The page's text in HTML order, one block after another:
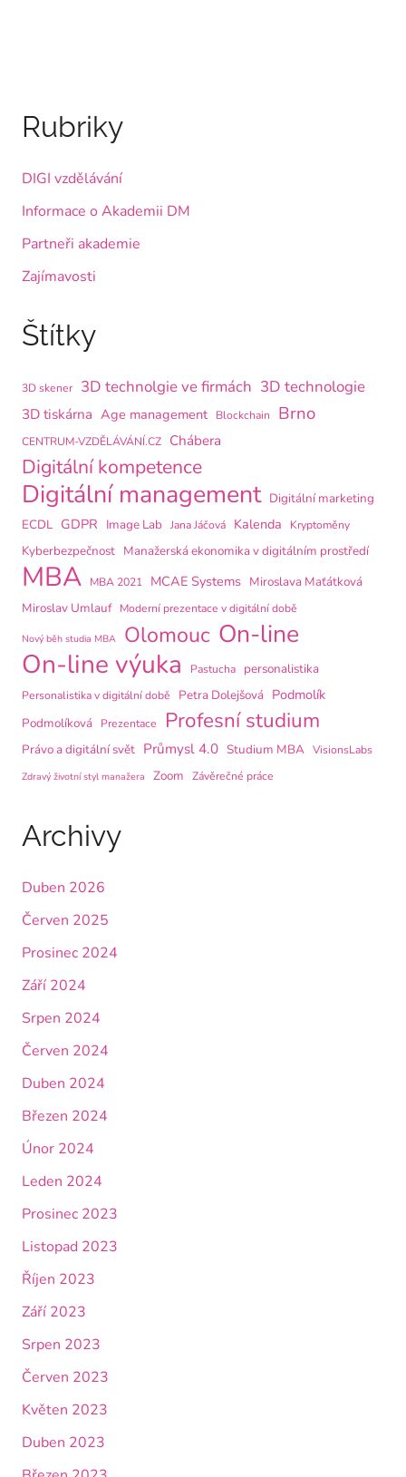
Rubriky
DIGI vzdělávání
Informace o Akademii DM
Partneři akademie
Zajímavosti
Štítky
3D skener 3D technolgie ve firmách 3D technologie
3D tiskárna Age management Blockchain Brno
CENTRUM-VZDĚLÁVÁNÍ.CZ Chábera
Digitální kompetence
Digitální management Digitální marketing
ECDL GDPR Image Lab Jana Jáčová Kalenda Kryptoměny
Kyberbezpečnost Manažerská ekonomika v digitálním prostředí
MBA MBA 2021 MCAE Systems Miroslava Maťátková
Miroslav Umlauf
Moderní prezentace v digitální době
Nový běh studia MBA Olomouc On-line
On-line výuka Pastucha personalistika
Personalistika v digitální době Petra Dolejšová Podmolík
Podmolíková Prezentace Profesní studium
Právo a digitální svět Průmysl 4.0 Studium MBA VisionsLabs
Zdravý životní styl manažera Zoom Závěrečné práce
Archivy
Duben 2026
Červen 2025
Prosinec 2024
Září 2024
Srpen 2024
Červen 2024
Duben 2024
Březen 2024
Únor 2024
Leden 2024
Prosinec 2023
Listopad 2023
Říjen 2023
Září 2023
Srpen 2023
Červen 2023
Květen 2023
Duben 2023